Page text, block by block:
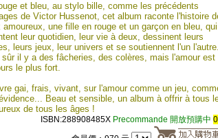
et bleu, au stylo bille, comme les précédents
de Victor Hussenot, cet album raconte l'histoire
amoureux, une fille en rouge et un garçon en bleu, qui
leur quotidien, leur vie à deux, dessinent leurs
leurs jeux, leur univers et se soutiennent l'un l'autre.
sûr il y a des fâcheries, des colères, mais l'amour est
le plus fort.
gai, frais, vivant, sur l'amour comme un jeu,
Beau et sensible, un album à offrir à tous
de tous les âges !
ISBN:288908485X Precommande 開放預購中